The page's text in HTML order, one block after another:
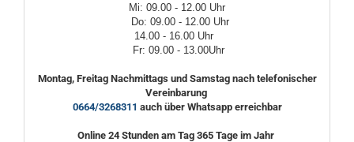
Mi: 09.00 - 12.00 Uhr
Do: 09.00 - 12.00 Uhr
14.00 - 16.00 Uhr
Fr: 09.00 - 13.00Uhr
Montag, Freitag Nachmittags und Samstag nach telefonischer
Vereinbarung
0664/3268311 auch über Whatsapp erreichbar
Online 24 Stunden am Tag 365 Tage im Jahr